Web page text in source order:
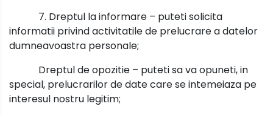
7. Dreptul la informare – puteti solicita
informatii privind activitatile de prelucrare a datelor
dumneavoastra personale;
Dreptul de opozitie – puteti sa va opuneti, in
special, prelucrarilor de date care se intemeiaza pe
interesul nostru legitim;